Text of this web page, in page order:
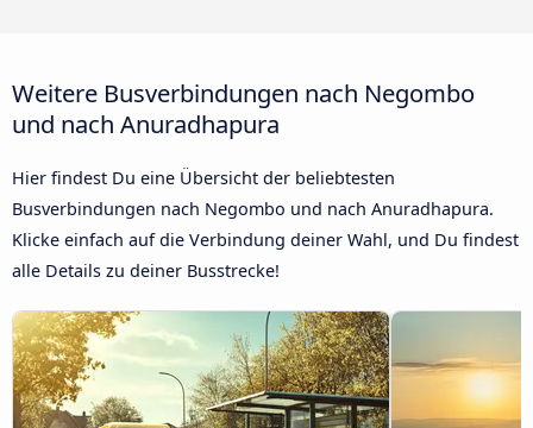
Weitere Busverbindungen nach Negombo
und nach Anuradhapura
Hier findest Du eine Übersicht der beliebtesten
Busverbindungen nach Negombo und nach Anuradhapura.
Klicke einfach auf die Verbindung deiner Wahl, und Du findest
alle Details zu deiner Busstrecke!